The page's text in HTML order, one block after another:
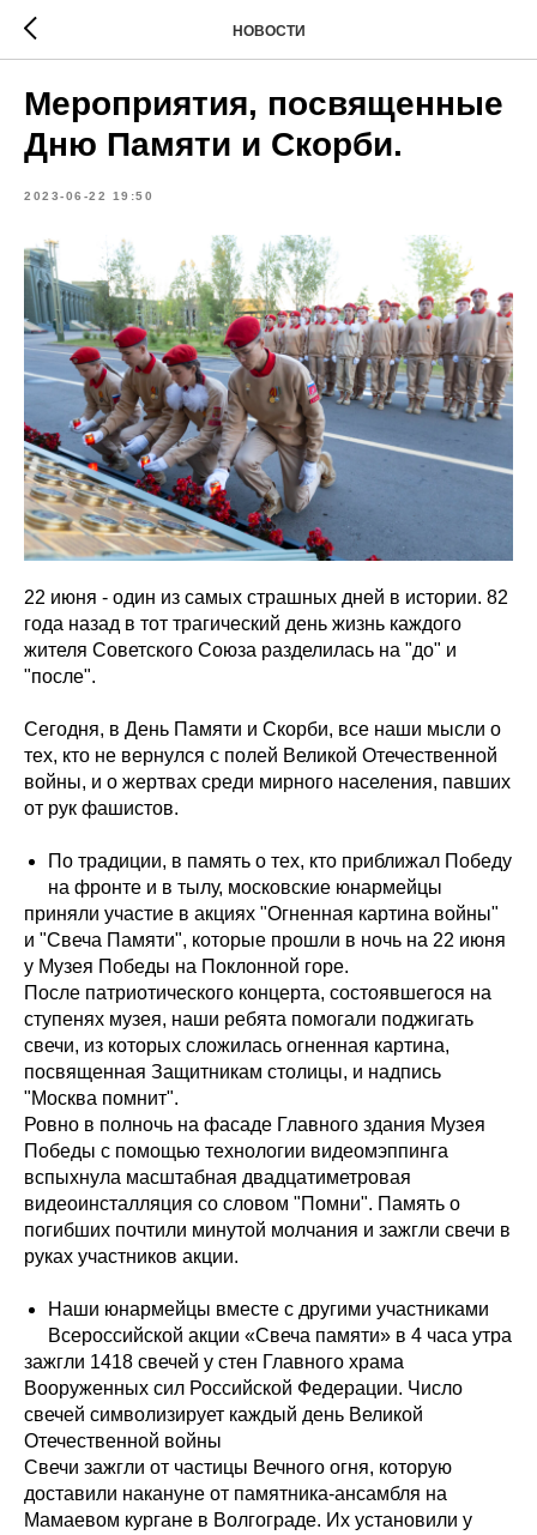
НОВОСТИ
Мероприятия, посвященные
Дню Памяти и Скорби.
2023-06-22 19:50
22 июня - один из самых страшных дней в истории. 82
года назад в тот трагический день жизнь каждого
жителя Советского Союза разделилась на "до" и
"после".
Сегодня, в День Памяти и Скорби, все наши мысли о
тех, кто не вернулся с полей Великой Отечественной
войны, и о жертвах среди мирного населения, павших
от рук фашистов.
По традиции, в память о тех, кто приближал Победу
на фронте и в тылу, московские юнармейцы
приняли участие в акциях "Огненная картина войны"
и "Свеча Памяти", которые прошли в ночь на 22 июня
у Музея Победы на Поклонной горе.
После патриотического концерта, состоявшегося на
ступенях музея, наши ребята помогали поджигать
свечи, из которых сложилась огненная картина,
посвященная Защитникам столицы, и надпись
"Москва помнит".
Ровно в полночь на фасаде Главного здания Музея
Победы с помощью технологии видеомэппинга
вспыхнула масштабная двадцатиметровая
видеоинсталляция со словом "Помни". Память о
погибших почтили минутой молчания и зажгли свечи в
руках участников акции.
Наши юнармейцы вместе с другими участниками
Всероссийской акции «Свеча памяти» в 4 часа утра
зажгли 1418 свечей у стен Главного храма
Вооруженных сил Российской Федерации. Число
свечей символизирует каждый день Великой
Отечественной войны
Свечи зажгли от частицы Вечного огня, которую
доставили накануне от памятника-ансамбля на
Мамаевом кургане в Волгограде. Их установили у